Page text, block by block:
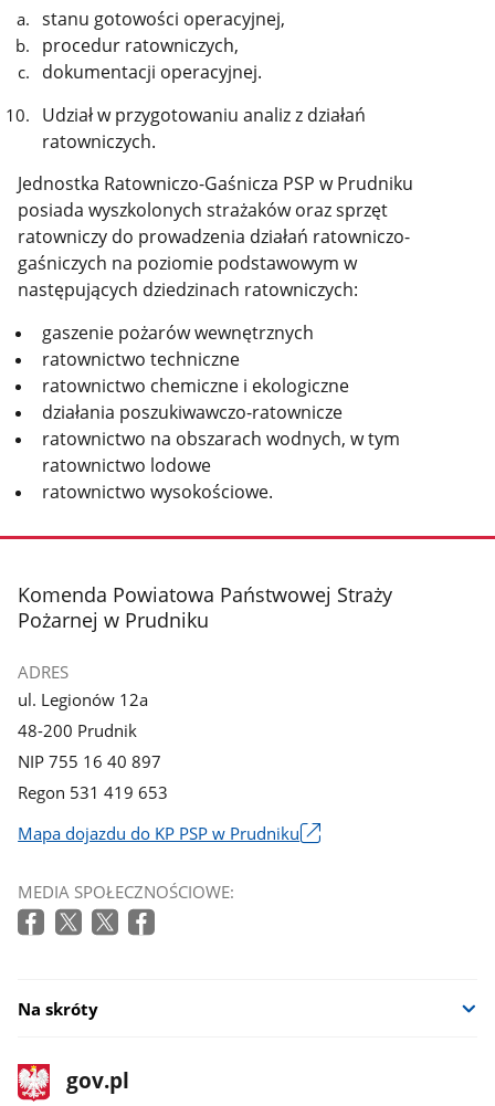
stanu gotowości operacyjnej,
procedur ratowniczych,
dokumentacji operacyjnej.
Udział w przygotowaniu analiz z działań
ratowniczych.
Jednostka Ratowniczo-Gaśnicza PSP w Prudniku
posiada wyszkolonych strażaków oraz sprzęt
ratowniczy do prowadzenia działań ratowniczo-
gaśniczych na poziomie podstawowym w
następujących dziedzinach ratowniczych:
gaszenie pożarów wewnętrznych
ratownictwo techniczne
ratownictwo chemiczne i ekologiczne
działania poszukiwawczo-ratownicze
ratownictwo na obszarach wodnych, w tym
ratownictwo lodowe
ratownictwo wysokościowe.
stopka
Komenda Powiatowa Państwowej Straży
Pożarnej w Prudniku
ADRES
ul. Legionów 12a
48-200 Prudnik
NIP 755 16 40 897
Regon 531 419 653
Mapa dojazdu do KP PSP w Prudniku
się
w
MEDIA SPOŁECZNOŚCIOWE:
Na skróty
stopka
gov.pl
Strona
gov.pl